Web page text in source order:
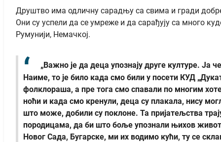
Друштво има одличну сарадњу са свима и гради
Они су успели да се умреже и да сарађују са много
Румунији, Немачкој.
„Важно је да деца упознају друге културе. Ја
Наиме, то је било када смо били у посети КУД
фолклораша, а пре тога смо спавали по многим
ноћи и када смо кренули, деца су плакала, нису
што може, добили су поклоне. Та пријатељства
породицама, да би што боље упознали њихов
Новог Сада, Бугарске, ми их водимо кући, ту се